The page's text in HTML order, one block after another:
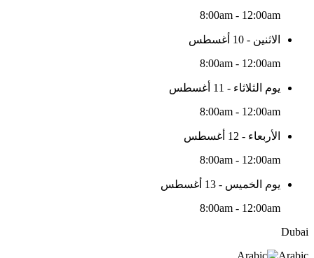
8:00am - 12:00am
الاثنين - 10 أغسطس
8:00am - 12:00am
يوم الثلاثاء - 11 أغسطس
8:00am - 12:00am
الأربعاء - 12 أغسطس
8:00am - 12:00am
يوم الخميس - 13 أغسطس
8:00am - 12:00am
Dubai
Arabic